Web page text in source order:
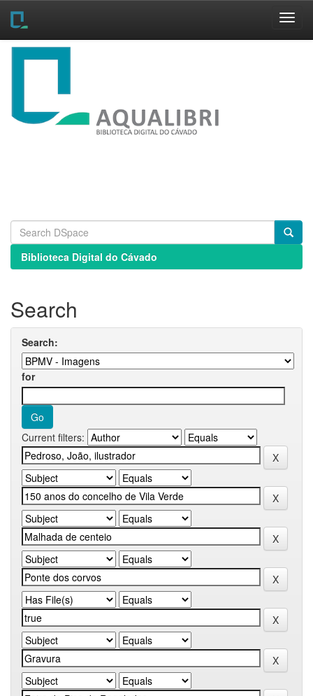
Skip
Biblioteca Digital do Cávado
Search
Search:
for
Current filters: